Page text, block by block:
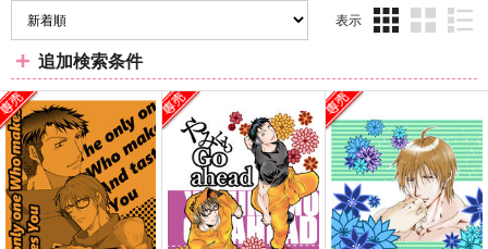
表示
ム
表
ム
表
ム
表
追加検索条件